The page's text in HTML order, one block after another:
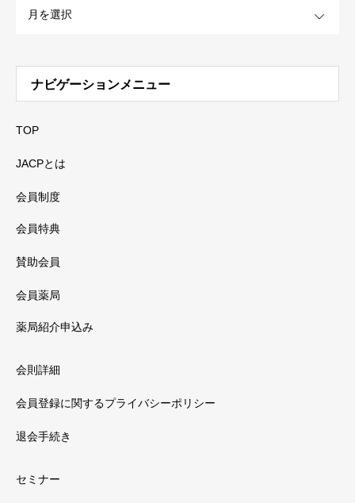
ナビゲーションメニュー
TOP
JACPとは
会員制度
会員特典
賛助会員
会員薬局
薬局紹介申込み
会則詳細
会員登録に関するプライバシーポリシー
退会手続き
セミナー